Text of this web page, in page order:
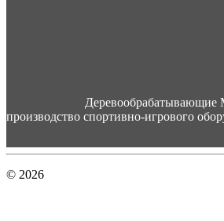
Деревообрабатывающие
производство спортивно-игрового
© 2026